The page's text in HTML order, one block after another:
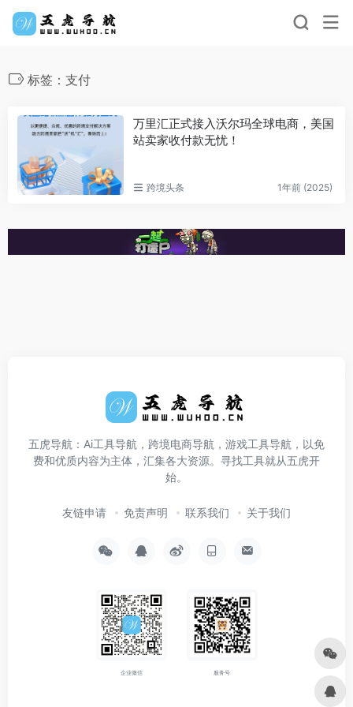
标签：支付
万里汇正式接入沃尔玛全球电商，美国
站卖家收付款无忧！
跨境头条 1年前 (2025)
五虎导航：Ai工具导航，跨境电商导航，游戏工具导航，以免
费和优质内容为主体，汇集各大资源。寻找工具就从五虎开
始。
友链申请 免责声明 联系我们 关于我们
企业微信 服务号